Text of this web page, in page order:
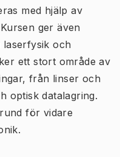
med hjälp av
ger även
laserfysik och
ett stort område av
från linser och
optisk datalagring.
för vidare